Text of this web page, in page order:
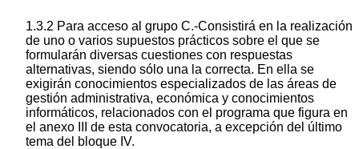
1.3.2 Para acceso al grupo C.-Consistirá en la realización
de uno o varios supuestos prácticos sobre el que se
formularán diversas cuestiones con respuestas
alternativas, siendo sólo una la correcta. En ella se
exigirán conocimientos especializados de las áreas de
gestión administrativa, económica y conocimientos
informáticos, relacionados con el programa que figura en
el anexo III de esta convocatoria, a excepción del último
tema del bloque IV.